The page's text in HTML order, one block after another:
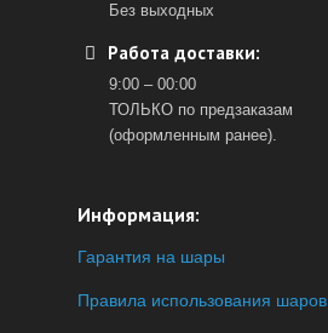
Без выходных
Работа доставки:
9:00 – 00:00
ТОЛЬКО по предзаказам
(оформленным ранее).
Информация:
Гарантия на шары
Правила использования шаров